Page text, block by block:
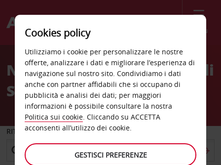
Menù
Welcome
AvisNoleggio auto Aeroporto di
Southbend
RITIRO DA
Cookies policy
Utilizziamo i cookie per personalizzare le nostre
offerte, analizzare i dati e migliorare l’esperienza di
navigazione sul nostro sito. Condividiamo i dati
anche con partner affidabili che si occupano di
pubblicità e analisi dei dati; per maggiori
informazioni è possibile consultare la nostra
Politica sui cookie. Cliccando su ACCETTA
acconsenti all’utilizzo dei cookie.
GESTISCI PREFERENZE